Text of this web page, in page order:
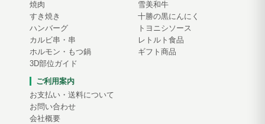
焼肉
すき焼き
ハンバーグ
カルビ串・串
ホルモン・もつ鍋
3D部位ガイド
雪美和牛
十勝の黒にんにく
トヨニシソース
レトルト食品
ギフト商品
ご利用案内
お支払い・送料について
お問い合わせ
会社概要